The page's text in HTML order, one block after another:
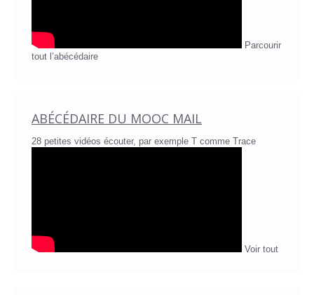
Parcourir
tout l’abécédaire
ABÉCÉDAIRE DU MOOC MAIL
28 petites vidéos écouter, par exemple T comme Trace
Voir tout